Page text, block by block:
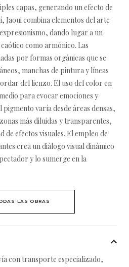
capas, generando un efecto de
combina elementos del arte
dando lugar a un
como armónico. Las
por formas orgánicas que se
manchas de pintura y líneas
del lienzo. El uso del color en
para evocar emociones y
varía desde áreas densas,
más diluidas y transparentes,
de efectos visuales. El empleo de
crea un diálogo visual dinámico
y lo sumerge en la
LAS OBRAS
con transporte especializado,